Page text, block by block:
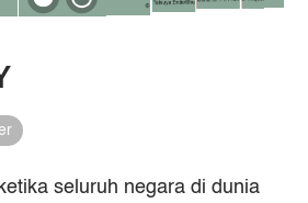
seluruh negara di dunia